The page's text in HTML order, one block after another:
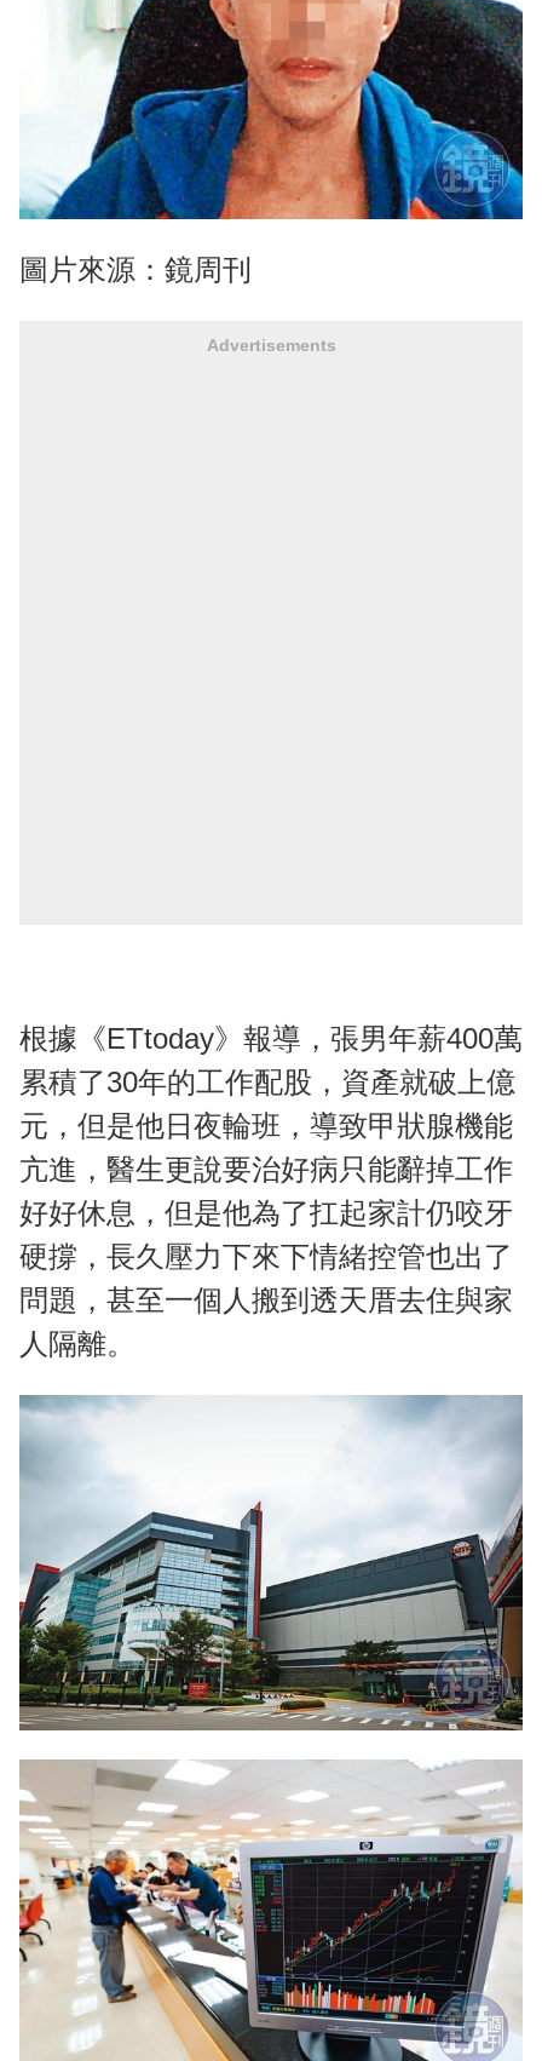
圖片來源：鏡周刊
Advertisements
根據《ETtoday》報導，張男年薪400萬
累積了30年的工作配股，資產就破上億
元，但是他日夜輪班，導致甲狀腺機能
亢進，醫生更說要治好病只能辭掉工作
好好休息，但是他為了扛起家計仍咬牙
硬撐，長久壓力下來下情緒控管也出了
問題，甚至一個人搬到透天厝去住與家
人隔離。